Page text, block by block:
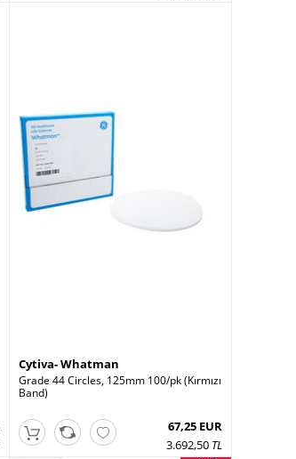
Cytiva- Whatman
Grade 44 Circles, 125mm 100/pk (Kırmızı
Band)
67,25 EUR
3.692,50 TL